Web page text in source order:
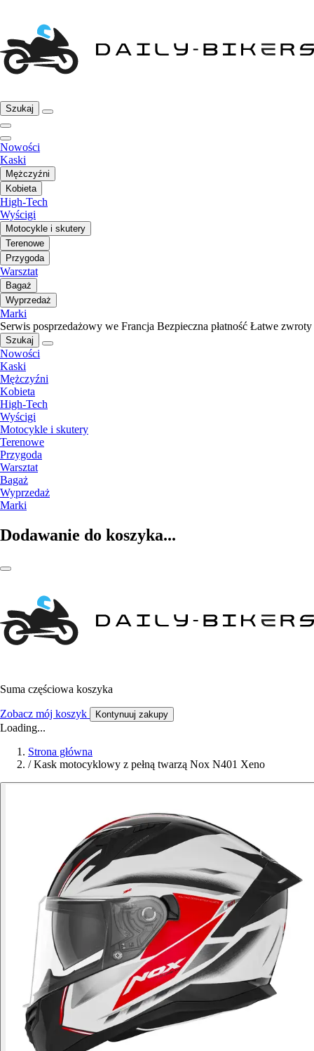
Szukaj
Nowości
Kaski
Mężczyźni
Kobieta
High-Tech
Wyścigi
Motocykle i skutery
Terenowe
Przygoda
Warsztat
Bagaż
Wyprzedaż
Marki
Serwis posprzedażowy we Francja Bezpieczna płatność Łatwe zwroty
Szukaj
Nowości
Kaski
Mężczyźni
Kobieta
High-Tech
Wyścigi
Motocykle i skutery
Terenowe
Przygoda
Warsztat
Bagaż
Wyprzedaż
Marki
Dodawanie do koszyka...
Suma częściowa koszyka
Zobacz mój koszyk Kontynuuj zakupy
Loading...
Strona główna
/ Kask motocyklowy z pełną twarzą Nox N401 Xeno